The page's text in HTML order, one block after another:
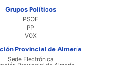
Grupos Políticos
PSOE
PP
VOX
Provincial de Almería
Sede Electrónica